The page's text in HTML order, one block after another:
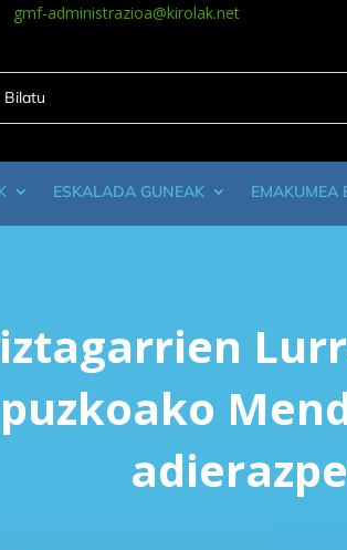
gmf-administrazioa@kirolak.net
ESKALADA GUNEAK EMAKUMEA